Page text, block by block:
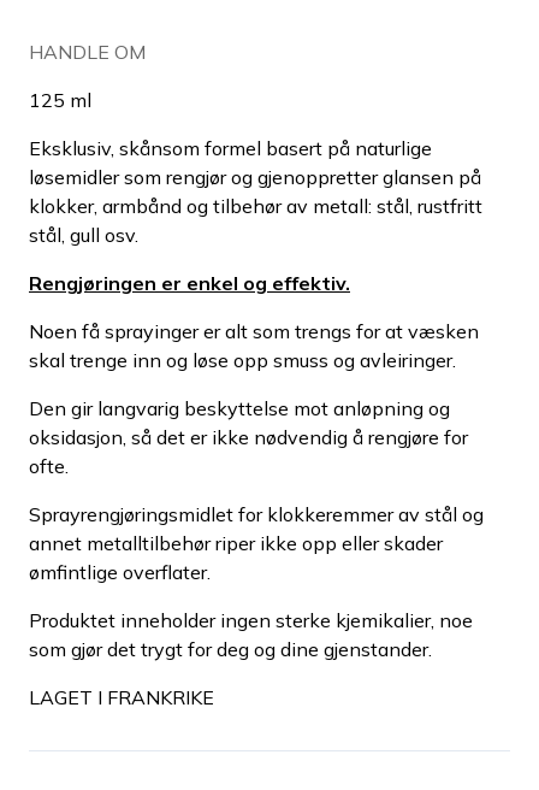
HANDLE OM
125 ml
Eksklusiv, skånsom formel basert på naturlige
løsemidler som rengjør og gjenoppretter glansen på
klokker, armbånd og tilbehør av metall: stål, rustfritt
stål, gull osv.
Rengjøringen er enkel og effektiv.
Noen få sprayinger er alt som trengs for at væsken
skal trenge inn og løse opp smuss og avleiringer.
Den gir langvarig beskyttelse mot anløpning og
oksidasjon, så det er ikke nødvendig å rengjøre for
ofte.
Sprayrengjøringsmidlet for klokkeremmer av stål og
annet metalltilbehør riper ikke opp eller skader
ømfintlige overflater.
Produktet inneholder ingen sterke kjemikalier, noe
som gjør det trygt for deg og dine gjenstander.
LAGET I FRANKRIKE